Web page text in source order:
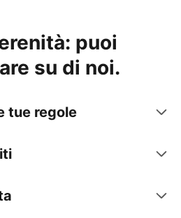
puoi
su di noi.
tue regole